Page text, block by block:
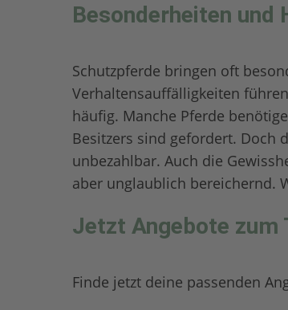
Besonderheiten und
Schutzpferde bringen oft
Verhaltensauffälligkeiten
häufig. Manche Pferde
Besitzers sind gefordert. Doch
unbezahlbar. Auch die
aber unglaublich bereichernd.
Jetzt Angebote
Finde jetzt deine passenden